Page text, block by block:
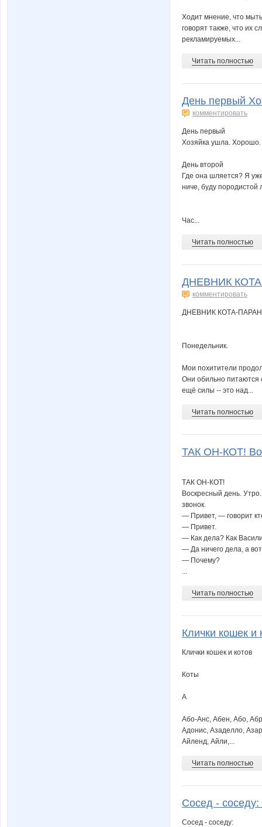
Ходит мнение, что
говорят также, что их
рекламируемых...
Читать полностью
День первый
комментировать
День первый
Хозяйка ушла.
День второй
Где она шляется? Я
ниче, буду породистой
Час...
Читать полностью
ДНЕВНИК
комментировать
ДНЕВНИК КОТА-
Понедельник.
Мои похитители
Они обильно питаются
ещё силы -- это над...
Читать полностью
ТАК ОН-КОТ!
ТАК ОН-КОТ!
Воскресный день.
звонок.
— Привет, — говорит
— Привет.
— Как дела? Как
— Да ничего дела, а
— Почему?
...
Читать полностью
Клички кошек и
Клички кошек и котов
Коты
А
Або-Анс, Абен, Або,
Адонис, Азаделло,
Айленд, Айли,...
Читать полностью
Сосед -
Сосед - соседу: